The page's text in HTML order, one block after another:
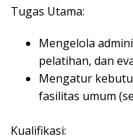
Tugas Utama:
Mengelola
pelatihan, dan
Mengatur
fasilitas umum
Kualifikasi: